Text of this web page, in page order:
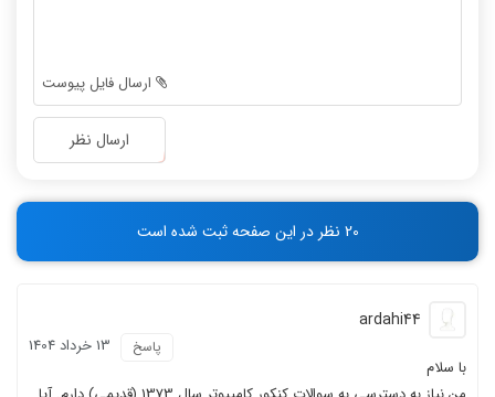
-
-
ارسال نظر
20 نظر در این صفحه ثبت شده است
ardahi44
13 خرداد 1404 پاسخ
با سلام